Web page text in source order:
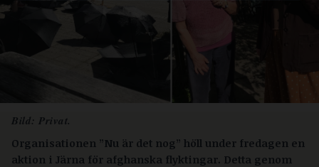
Bild: Privat.
Organisationen ”Nu är det nog” höll under fredagen en
aktion i Järna för afghanska flyktingar. Detta genom